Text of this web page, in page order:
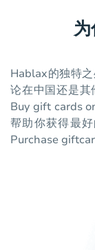
Hablax的独特
论在中国还是
Buy gift cards
帮助你获得最
Purchase